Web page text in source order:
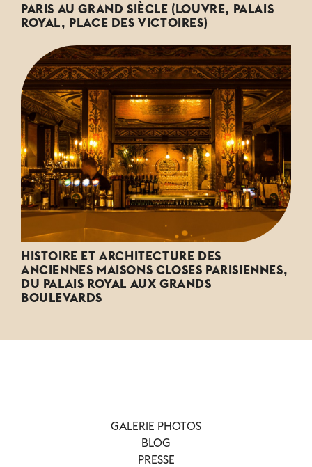
PARIS AU GRAND SIÈCLE (LOUVRE, PALAIS
ROYAL, PLACE DES VICTOIRES)
HISTOIRE ET ARCHITECTURE DES
ANCIENNES MAISONS CLOSES PARISIENNES,
DU PALAIS ROYAL AUX GRANDS
BOULEVARDS
GALERIE PHOTOS
BLOG
PRESSE